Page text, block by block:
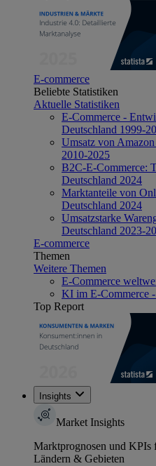
E-commerce
Beliebte Statistiken
Aktuelle Statistiken
E-Commerce -
Deutschland 1999-
Umsatz von
2010-2025
B2C-E-Commerce:
Deutschland 2024
Marktanteile von
Deutschland 2024
Umsatzstarke
Deutschland 2023-
E-commerce
Themen
Weitere Themen
E-Commerce
KI im E-Commerce
Top Report
Insights
Market Insights
Marktprognosen und KPIs
Ländern & Gebieten